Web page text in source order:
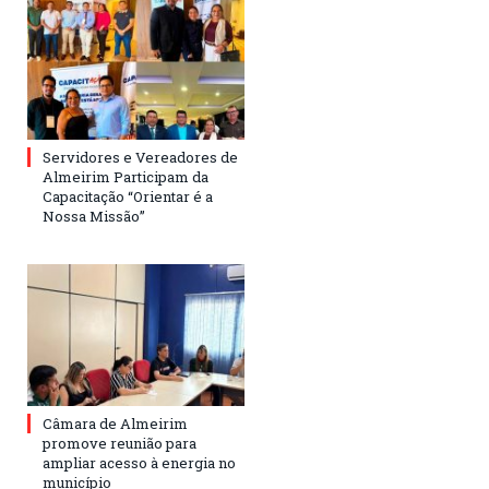
Servidores e Vereadores de
Almeirim Participam da
Capacitação “Orientar é a
Nossa Missão”
Câmara de Almeirim
promove reunião para
ampliar acesso à energia no
município